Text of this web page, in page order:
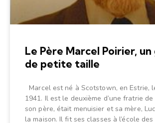
Le Père Marcel Poirier,
de petite taille
Marcel est né à Scotstown, en Estrie,
1941. Il est le deuxième d’une fratrie de
son père, était menuisier et sa mère,
la maison. Il fit ses classes à l’école des